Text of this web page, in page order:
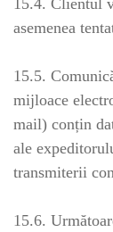
15.4. Clientul
asemenea
15.5.
mijloace
mail) conțin
ale
transmiterii
15.6.